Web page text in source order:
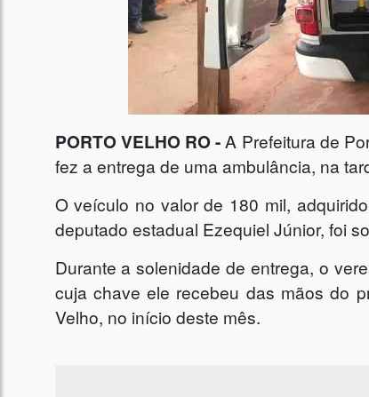
PORTO VELHO RO -A Prefeitura de
fez a entrega de uma ambulância, na
O veículo no valor de 180 mil,
deputado estadual Ezequiel Júnior, foi
Durante a solenidade de entrega, o
cuja chave ele recebeu das mãos do
Velho, no início deste mês.